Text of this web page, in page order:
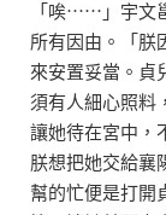
「唉⋯⋯」宇文
所有因由。「朕
來安置妥當。貞
須有人細心照料
讓她待在宮中，
朕想把她交給襄
幫的忙便是打開